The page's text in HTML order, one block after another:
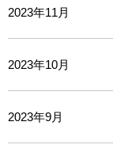
2023年11月
2023年10月
2023年9月